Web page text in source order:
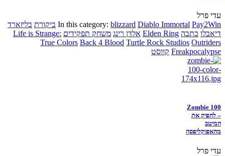
עדי פרל
In this category: blizzard Diablo Immortal Pay2Win ביקורת בליזארד
דיאבלו כתבה Elden Ring אלדן רינג משחק תפקידים Life is Strange:
True Colors Back 4 Blood Turtle Rock Studios Outriders
Freakpocalypse קווסט
Zombie 100
– להפיק את
המיטב
מהאפוקליפסה
עדי פרל